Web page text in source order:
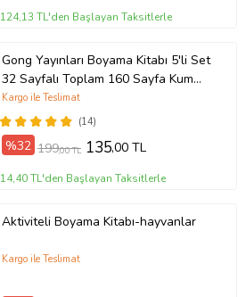
124,13 TL'den Başlayan Taksitlerle
Gong Yayınları Boyama Kitabı 5'li Set
32 Sayfalı Toplam 160 Sayfa Kum
Boyama Hediyeli (Buz-Buz)
(14)
Kargo ile Teslimat
%32 199,00 TL 135,00 TL
14,40 TL'den Başlayan Taksitlerle
Aktiviteli Boyama Kitabı-hayvanlar
Kargo ile Teslimat